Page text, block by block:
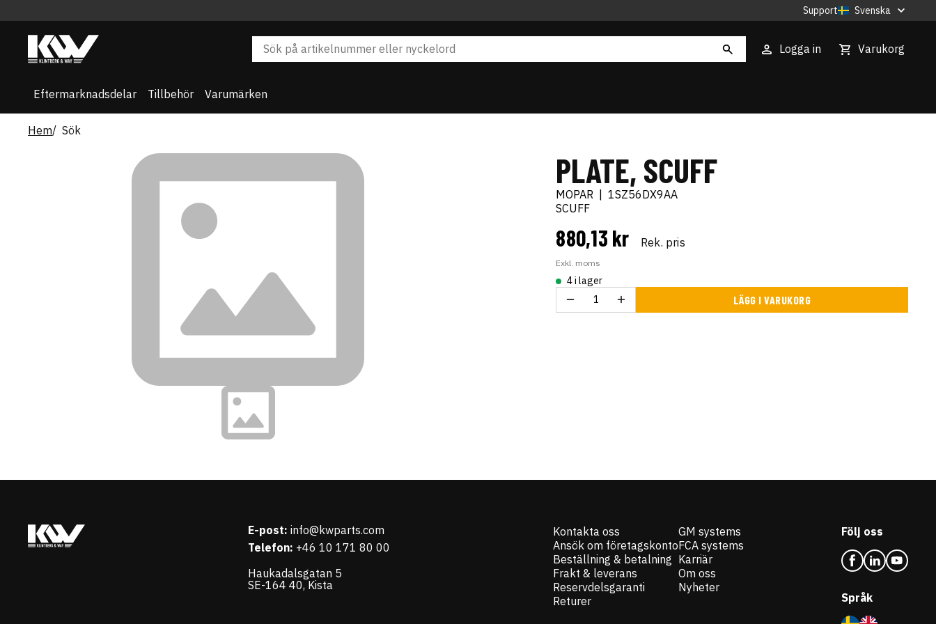
Support Svenska
Logga in Varukorg
Eftermarknadsdelar Tillbehör Varumärken
Hem Sök
PLATE, SCUFF
MOPAR
1SZ56DX9AA
SCUFF
880,13 kr Rek. pris
Exkl. moms
4 i lager
LÄGG I VARUKORG
E-post: info@kwparts.com
Telefon: +46 10 171 80 00
Haukadalsgatan 5
SE-164 40, Kista
Kontakta oss
Ansök om företagskonto
Beställning & betalning
Frakt & leverans
Reservdelsgaranti
Returer
GM systems
FCA systems
Karriär
Om oss
Nyheter
Följ oss
Språk